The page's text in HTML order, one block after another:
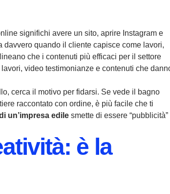
significhi avere un sito, aprire Instagram e
davvero quando il cliente capisce come lavori,
che i contenuti più efficaci per il settore
video testimonianze e contenuti che
cerca il motivo per fidarsi. Se vede il bagno
raccontato con ordine, è più facile che ti
un’impresa edile smette di essere “pubblicità”
è la